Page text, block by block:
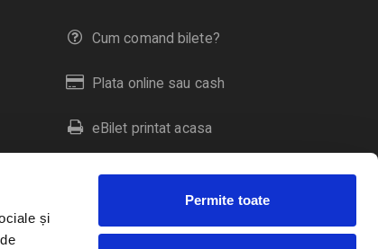
și
Permite toate
Cum comand bilete?
Plata online sau cash
eBilet printat acasa
Livrare prin curier